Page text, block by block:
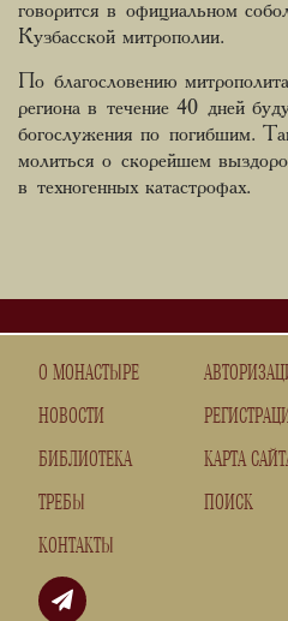
говорится в официальном
Кузбасской митрополии.
По благословению
региона в течение 40 дней
богослужения по погибшим.
молиться о скорейшем
в техногенных катастрофах.
О МОНАСТЫРЕ
НОВОСТИ
БИБЛИОТЕКА
ТРЕБЫ
КОНТАКТЫ
КАРТА
ПОИСК